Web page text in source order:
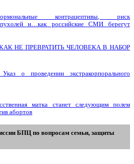
контрацептивы, риск
и…как российские СМИ берегут
НЕ ПРЕВРАТИТЬ ЧЕЛОВЕКА В НАБОР
о проведении экстракорпорального
матка станет следующим полем
абортов
БПЦ по вопросам семьи, защиты